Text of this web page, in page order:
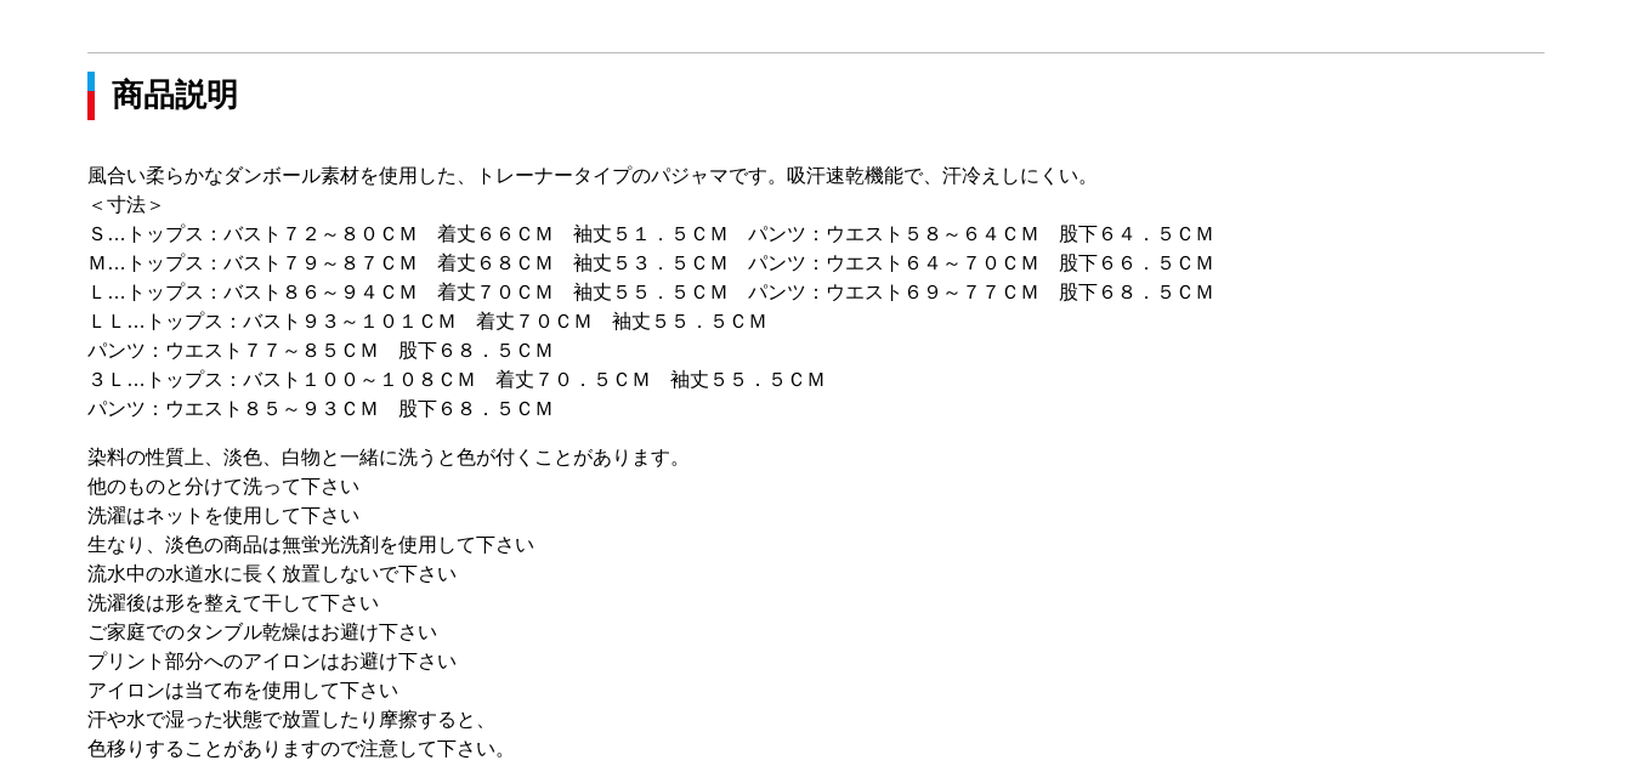
商品説明
風合い柔らかなダンボール素材を使用した、トレーナータイプのパジャマです。吸汗速乾機能で、汗冷えしにくい。
＜寸法＞
Ｓ…トップス：バスト７２～８０ＣＭ 着丈６６ＣＭ 袖丈５１．５ＣＭ パンツ：ウエスト５８～６４ＣＭ 股下６４．５ＣＭ
Ｍ…トップス：バスト７９～８７ＣＭ 着丈６８ＣＭ 袖丈５３．５ＣＭ パンツ：ウエスト６４～７０ＣＭ 股下６６．５ＣＭ
Ｌ…トップス：バスト８６～９４ＣＭ 着丈７０ＣＭ 袖丈５５．５ＣＭ パンツ：ウエスト６９～７７ＣＭ 股下６８．５ＣＭ
ＬＬ…トップス：バスト９３～１０１ＣＭ 着丈７０ＣＭ 袖丈５５．５ＣＭ
パンツ：ウエスト７７～８５ＣＭ 股下６８．５ＣＭ
３Ｌ…トップス：バスト１００～１０８ＣＭ 着丈７０．５ＣＭ 袖丈５５．５ＣＭ
パンツ：ウエスト８５～９３ＣＭ 股下６８．５ＣＭ
染料の性質上、淡色、白物と一緒に洗うと色が付くことがあります。
他のものと分けて洗って下さい
洗濯はネットを使用して下さい
生なり、淡色の商品は無蛍光洗剤を使用して下さい
流水中の水道水に長く放置しないで下さい
洗濯後は形を整えて干して下さい
ご家庭でのタンブル乾燥はお避け下さい
プリント部分へのアイロンはお避け下さい
アイロンは当て布を使用して下さい
汗や水で湿った状態で放置したり摩擦すると、
色移りすることがありますので注意して下さい。